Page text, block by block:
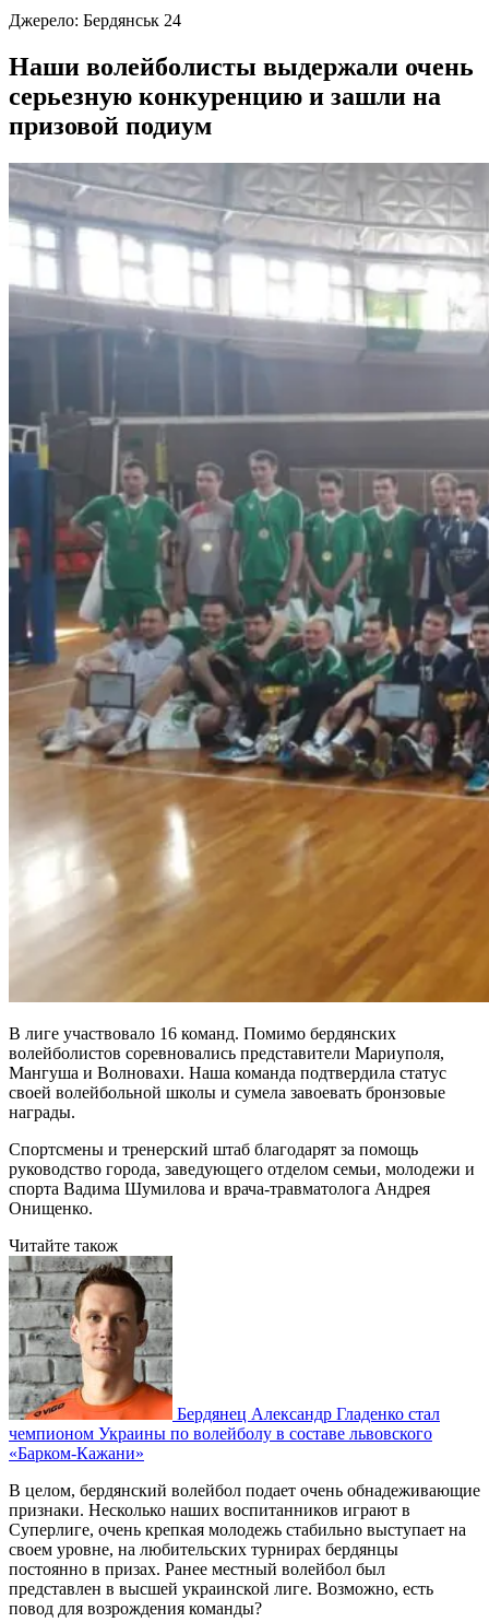
Джерело: Бердянськ 24
Наши волейболисты выдержали очень
серьезную конкуренцию и зашли на
призовой подиум
В лиге участвовало 16 команд. Помимо бердянских
волейболистов соревновались представители Мариуполя,
Мангуша и Волновахи. Наша команда подтвердила статус
своей волейбольной школы и сумела завоевать бронзовые
награды.
Спортсмены и тренерский штаб благодарят за помощь
руководство города, заведующего отделом семьи, молодежи и
спорта Вадима Шумилова и врача-травматолога Андрея
Онищенко.
Читайте також
Бердянец Александр Гладенко стал
чемпионом Украины по волейболу в составе львовского
«Барком-Кажани»
В целом, бердянский волейбол подает очень обнадеживающие
признаки. Несколько наших воспитанников играют в
Суперлиге, очень крепкая молодежь стабильно выступает на
своем уровне, на любительских турнирах бердянцы
постоянно в призах. Ранее местный волейбол был
представлен в высшей украинской лиге. Возможно, есть
повод для возрождения команды?